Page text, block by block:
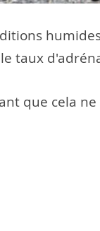
taux
que cela ne